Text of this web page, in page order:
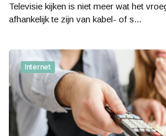
Televisie kijken is niet meer wat het
afhankelijk te zijn van kabel- of s...
Internet